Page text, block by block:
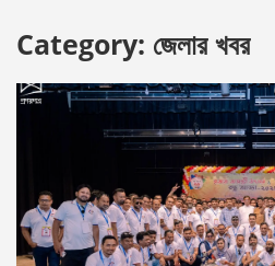
Category: জেলার খবর